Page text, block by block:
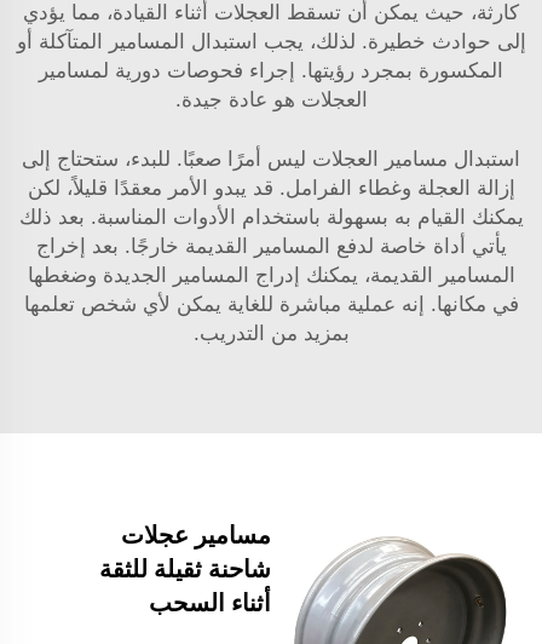
كارثة، حيث يمكن أن تسقط العجلات أثناء القيادة، مما يؤدي
إلى حوادث خطيرة. لذلك، يجب استبدال المسامير المتآكلة أو
المكسورة بمجرد رؤيتها. إجراء فحوصات دورية لمسامير
العجلات هو عادة جيدة.
استبدال مسامير العجلات ليس أمرًا صعبًا. للبدء، ستحتاج إلى
إزالة العجلة وغطاء الفرامل. قد يبدو الأمر معقدًا قليلاً، لكن
يمكنك القيام به بسهولة باستخدام الأدوات المناسبة. بعد ذلك
يأتي أداة خاصة لدفع المسامير القديمة خارجًا. بعد إخراج
المسامير القديمة، يمكنك إدراج المسامير الجديدة وضغطها
في مكانها. إنه عملية مباشرة للغاية يمكن لأي شخص تعلمها
بمزيد من التدريب.
مسامير عجلات
شاحنة ثقيلة للثقة
أثناء السحب